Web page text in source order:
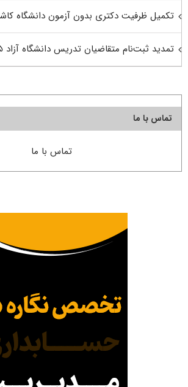
تکمیل ظرفیت دکتری بدون آزمون دانشگاه کاشان
تمدید ثبت‌نام متقاضیان تدریس دانشگاه آزاد ۱۴۰۵
تماس با ما
تماس با ما